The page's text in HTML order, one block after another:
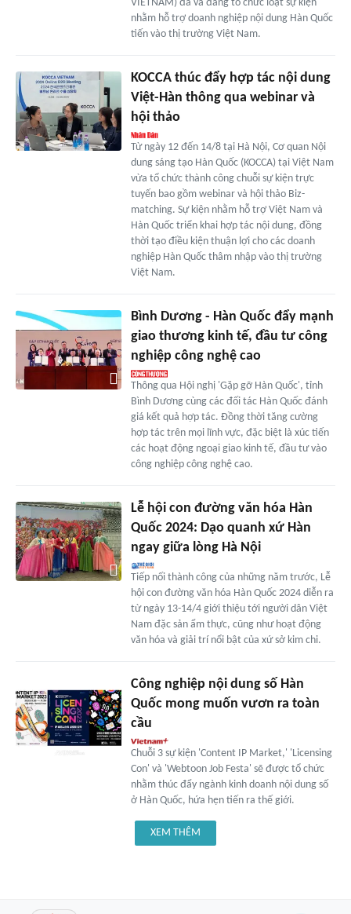
VIETNAM) đã và đang tổ chức loạt sự kiện
nhằm hỗ trợ doanh nghiệp nội dung Hàn Quốc
tiến vào thị trường Việt Nam.
KOCCA thúc đẩy hợp tác nội dung
Việt-Hàn thông qua webinar và
hội thảo
Từ ngày 12 đến 14/8 tại Hà Nội, Cơ quan Nội
dung sáng tạo Hàn Quốc (KOCCA) tại Việt Nam
vừa tổ chức thành công chuỗi sự kiện trực
tuyến bao gồm webinar và hội thảo Biz-
matching. Sự kiện nhằm hỗ trợ Việt Nam và
Hàn Quốc triển khai hợp tác nội dung, đồng
thời tạo điều kiện thuận lợi cho các doanh
nghiệp Hàn Quốc thâm nhập vào thị trường
Việt Nam.
Bình Dương - Hàn Quốc đẩy mạnh
giao thương kinh tế, đầu tư công
nghiệp công nghệ cao
Thông qua Hội nghị 'Gặp gỡ Hàn Quốc', tỉnh
Bình Dương cùng các đối tác Hàn Quốc đánh
giá kết quả hợp tác. Đồng thời tăng cường
hợp tác trên mọi lĩnh vực, đặc biệt là xúc tiến
các hoạt động ngoại giao kinh tế, đầu tư vào
công nghiệp công nghệ cao.
Lễ hội con đường văn hóa Hàn
Quốc 2024: Dạo quanh xứ Hàn
ngay giữa lòng Hà Nội
Tiếp nối thành công của những năm trước, Lễ
hội con đường văn hóa Hàn Quốc 2024 diễn ra
từ ngày 13-14/4 giới thiệu tới người dân Việt
Nam đặc sản ẩm thực, cũng như hoạt động
văn hóa và giải trí nổi bật của xứ sở kim chi.
Công nghiệp nội dung số Hàn
Quốc mong muốn vươn ra toàn
cầu
Chuỗi 3 sự kiện 'Content IP Market,' 'Licensing
Con' và 'Webtoon Job Festa' sẽ được tổ chức
nhằm thúc đẩy ngành kinh doanh nội dung số
ở Hàn Quốc, hứa hẹn tiến ra thế giới.
XEM THÊM